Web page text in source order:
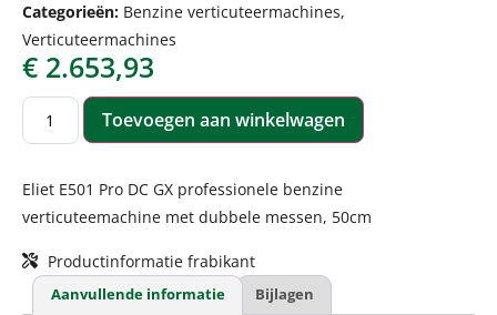
Categorieën: Benzine verticuteermachines,
Verticuteermachines
€ 2.653,93
Toevoegen aan winkelwagen
Eliet E501 Pro DC GX professionele benzine
verticuteemachine met dubbele messen, 50cm
Productinformatie frabikant
Aanvullende informatie Bijlagen